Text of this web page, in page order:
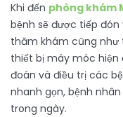
Khi đến phòng khám
bệnh sẽ được tiếp
thăm khám cũng như
thiết bị máy móc hiện
đoán và điều trị các
nhanh gọn, bệnh
trong ngày.